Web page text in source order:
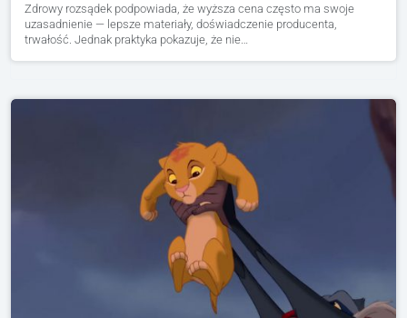
Zdrowy rozsądek podpowiada, że wyższa cena często ma swoje
uzasadnienie — lepsze materiały, doświadczenie producenta,
trwałość. Jednak praktyka pokazuje, że nie…